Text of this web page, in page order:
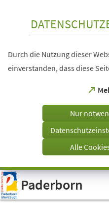
Visuelle
Assistenzsoftware
öffnen.
Durch die Nutzung dieser
einverstanden, dass diese
einem
Tab)
Nur
Alle
Paderborn